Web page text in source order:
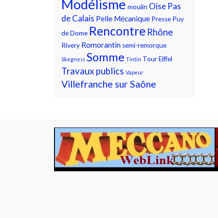
Modélisme moulin Oise Pas
de Calais Pelle Mécanique Presse Puy
de Dome Rencontre Rhône
Rivery Romorantin semi-remorque
Skegness Somme Tintin Tour Eiffel
Travaux publics Vapeur
Villefranche sur Saône